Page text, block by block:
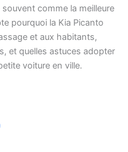
comme la meilleure
pourquoi la Kia Picanto
et aux habitants,
et quelles astuces adopter
voiture en ville.